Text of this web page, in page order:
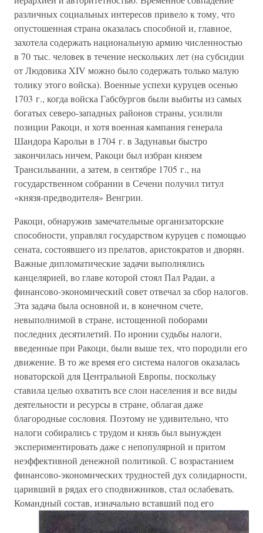
различных социальных интересов привело к тому, что
опустошенная страна оказалась способной и, главное,
захотела содержать национальную армию численностью
в 70 тыс. человек в течение нескольких лет (на субсидии
от Людовика XIV можно было содержать только малую
толику этого войска). Военные успехи куруцев осенью
1703 г., когда войска Габсбургов были выбиты из самых
богатых северо-западных районов страны, усилили
позиции Ракоци, и хотя военная кампания генерала
Шандора Карольи в 1704 г. в Задунавьи быстро
закончилась ничем, Ракоци был избран князем
Трансильвании, а затем, в сентябре 1705 г., на
государственном собрании в Сечени получил титул
«князя-предводителя» Венгрии.
Ракоци, обнаружив замечательные организаторские
способности, управлял государством куруцев с помощью
сената, состоявшего из прелатов, аристократов и дворян.
Важные дипломатические задачи выполнялись
канцелярией, во главе которой стоял Пал Радаи, а
финансово-экономический совет отвечал за сбор налогов.
Эта задача была основной и, в конечном счете,
невыполнимой в стране, истощенной поборами
последних десятилетий. По иронии судьбы налоги,
введенные при Ракоци, были выше тех, что породили его
движение. В то же время его система налогов оказалась
новаторской для Центральной Европы, поскольку
ставила целью охватить все слои населения и все виды
деятельности и ресурсы в стране, облагая даже
благородные сословия. Поэтому не удивительно, что
налоги собирались с трудом и князь был вынужден
экспериментировать даже с непопулярной и притом
неэффективной денежной политикой. С возрастанием
финансово-экономических трудностей дух солидарности,
царивший в рядах его сподвижников, стал ослабевать.
Командный состав, изначально вставший под его